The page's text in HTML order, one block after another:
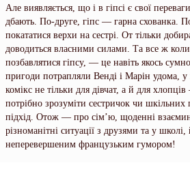
Але виявляється, що і в гіпсі є свої
дбають. По-друге, гіпс — гарна схованка.
покататися верхи на сестрі. От тільки
доводиться власними силами. Та все ж коли
позбавлятися гіпсу, — це навіть якось
пригоди потрапляли Венді і Марін удома, у
комікс не тільки для дівчат, а й для
потрібно зрозуміти сестричок чи
підхід. Отож — про сім’ю, щоденні
різноманітні ситуації з друзями та у
неперевершеним французьким гумором!